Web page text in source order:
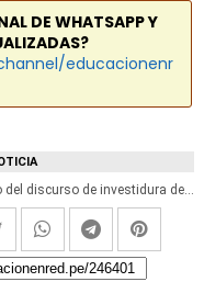
DE WHATSAPP Y
educacionenr
PCM: Texto completo del discurso de investidura del presidente del Consejo de Ministros, Aníbal Torres